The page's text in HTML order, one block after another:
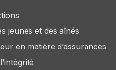
jeunes et des aînés
en matière d’assurances